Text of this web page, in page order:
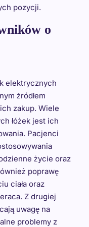
pozycji.
o
elektrycznych
źródłem
zakup. Wiele
łóżek jest ich
Pacjenci
życie oraz
poprawę
ciała oraz
Z drugiej
uwagę na
problemy z